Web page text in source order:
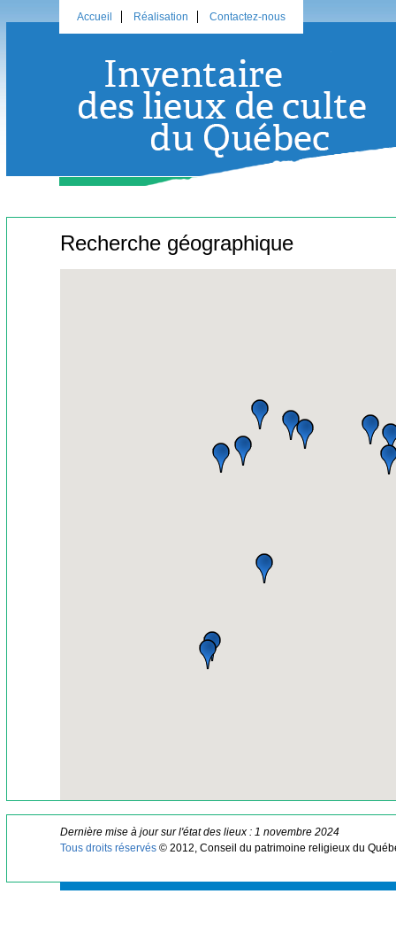
Accueil Réalisation Contactez-nous
Recherche géographique
Dernière mise à jour sur l'état des lieux : 1 novembre 2024
Tous droits réservés © 2012, Conseil du patrimoine religieux du